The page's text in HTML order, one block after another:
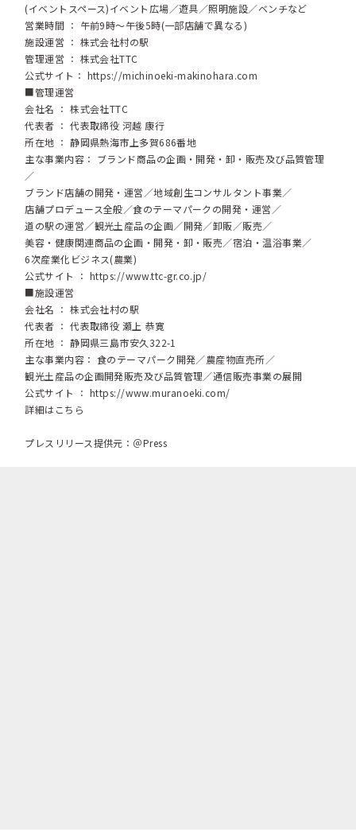
(イベントスペース)イベント広場／遊具／照明施設／ベンチなど
営業時間 ： 午前9時～午後5時(一部店舗で異なる)
施設運営 ： 株式会社村の駅
管理運営 ： 株式会社TTC
公式サイト： https://michinoeki-makinohara.com
■管理運営
会社名 ： 株式会社TTC
代表者 ： 代表取締役 河越 康行
所在地 ： 静岡県熱海市上多賀686番地
主な事業内容： ブランド商品の企画・開発・卸・販売及び品質管理
／
ブランド店舗の開発・運営／地域創生コンサルタント事業／
店舗プロデュース全般／食のテーマパークの開発・運営／
道の駅の運営／観光土産品の企画／開発／卸販／販売／
美容・健康関連商品の企画・開発・卸・販売／宿泊・温浴事業／
6次産業化ビジネス(農業)
公式サイト ： https://www.ttc-gr.co.jp/
■施設運営
会社名 ： 株式会社村の駅
代表者 ： 代表取締役 瀬上 恭寛
所在地 ： 静岡県三島市安久322-1
主な事業内容： 食のテーマパーク開発／農産物直売所／
観光土産品の企画開発販売及び品質管理／通信販売事業の展開
公式サイト ： https://www.muranoeki.com/
詳細はこちら
プレスリリース提供元：＠Press